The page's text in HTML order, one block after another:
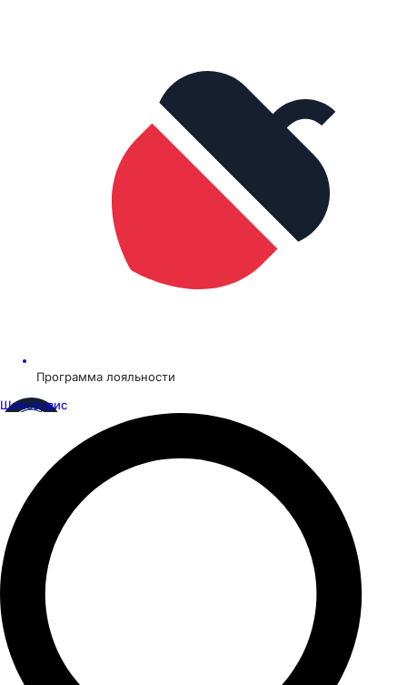
Программа лояльности
Шинсервис